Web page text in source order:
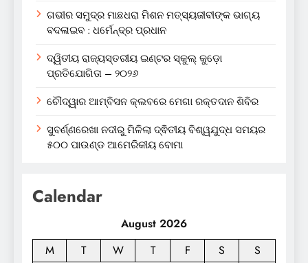
ଗଭୀର ସମୁଦ୍ର ମାଛଧରା ମିଶନ ମତ୍ସ୍ୟଜୀବୀଙ୍କ ଭାଗ୍ୟ
ବଦଳାଇବ : ଧର୍ମେନ୍ଦ୍ର ପ୍ରଧାନ
ଦ୍ୱିତୀୟ ରାଜ୍ୟସ୍ତରୀୟ ଇଣ୍ଟର ସ୍କୁଲ୍ କୁଡ଼ୋ
ପ୍ରତିଯୋଗିତା – ୨୦୨୬
ଚୌଦ୍ୱାର ଆମ୍ବିସନ କ୍ଲବରେ ମେଗା ରକ୍ତଦାନ ଶିବିର
ସୁବର୍ଣ୍ଣରେଖା ନଦୀରୁ ମିଳିଲା ଦ୍ଵିତୀୟ ବିଶ୍ୱଯୁଦ୍ଧ ସମୟର
୫୦୦ ପାଉଣ୍ଡ ଆମେରିକୀୟ ବୋମା
Calendar
August 2026
M
T W T F S
S